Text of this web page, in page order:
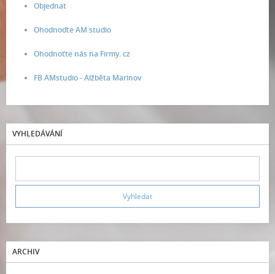
Objednat
Ohodnoďte AM studio
Ohodnoťte nás na Firmy. cz
FB AMstudio - Alžběta Marinov
VYHLEDÁVÁNÍ
ARCHIV